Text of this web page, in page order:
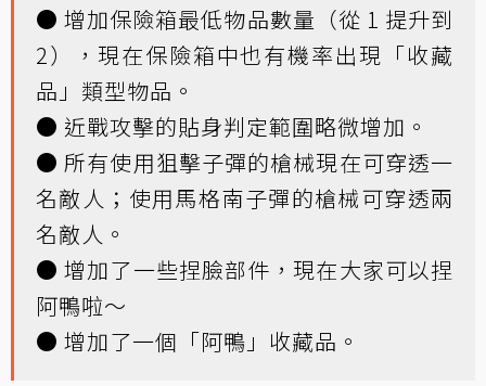
● 增加保險箱最低物品數量（從 1 提升到
2），現在保險箱中也有機率出現「收藏
品」類型物品。
● 近戰攻擊的貼身判定範圍略微增加。
● 所有使用狙擊子彈的槍械現在可穿透一
名敵人；使用馬格南子彈的槍械可穿透兩
名敵人。
● 增加了一些捏臉部件，現在大家可以捏
阿鴨啦～
● 增加了一個「阿鴨」收藏品。